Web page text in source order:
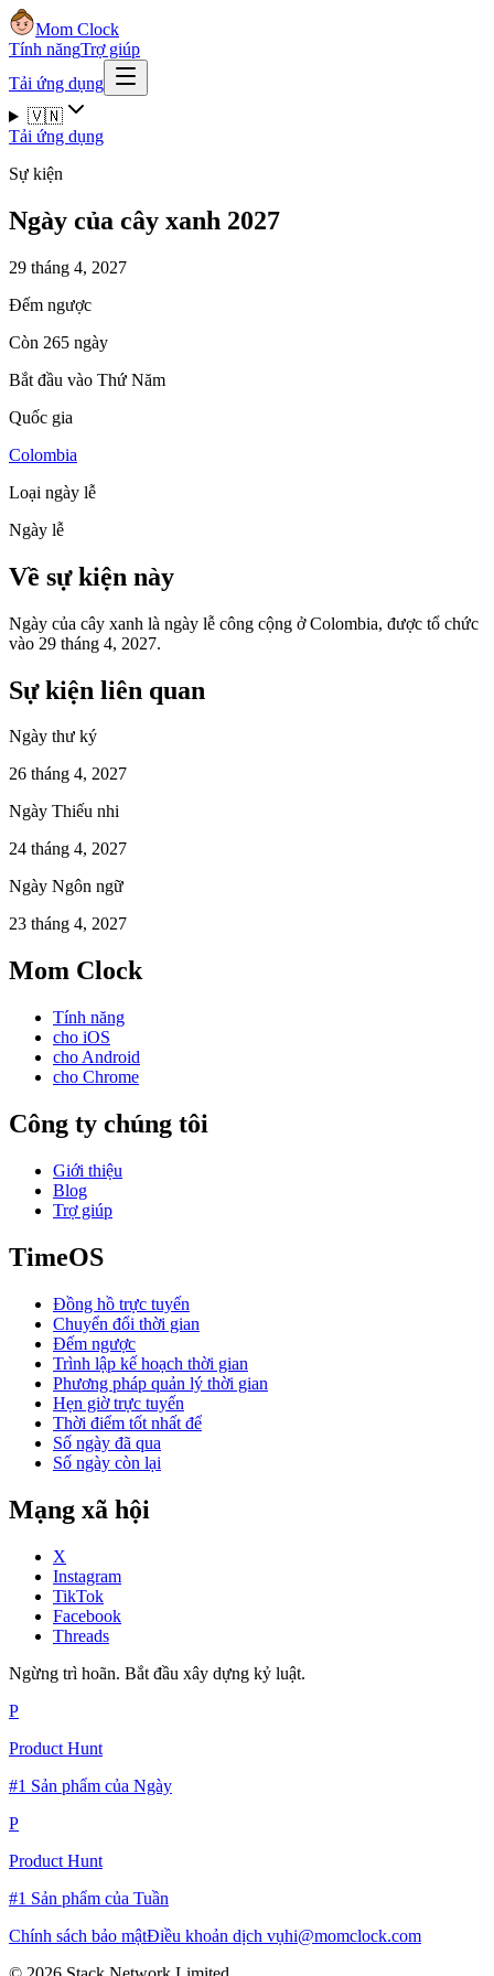
Mom Clock
Tính năngTrợ giúp
Tải ứng dụng
🇻🇳
Tải ứng dụng
Sự kiện
Ngày của cây xanh 2027
29 tháng 4, 2027
Đếm ngược
Còn 265 ngày
Bắt đầu vào Thứ Năm
Quốc gia
Colombia
Loại ngày lễ
Ngày lễ
Về sự kiện này
Ngày của cây xanh là ngày lễ công cộng ở Colombia, được tổ chức
vào 29 tháng 4, 2027.
Sự kiện liên quan
Ngày thư ký
26 tháng 4, 2027
Ngày Thiếu nhi
24 tháng 4, 2027
Ngày Ngôn ngữ
23 tháng 4, 2027
Mom Clock
Tính năng
cho iOS
cho Android
cho Chrome
Công ty chúng tôi
Giới thiệu
Blog
Trợ giúp
TimeOS
Đồng hồ trực tuyến
Chuyển đổi thời gian
Đếm ngược
Trình lập kế hoạch thời gian
Phương pháp quản lý thời gian
Hẹn giờ trực tuyến
Thời điểm tốt nhất để
Số ngày đã qua
Số ngày còn lại
Mạng xã hội
X
Instagram
TikTok
Facebook
Threads
Ngừng trì hoãn. Bắt đầu xây dựng kỷ luật.
P
Product Hunt
#1 Sản phẩm của Ngày
P
Product Hunt
#1 Sản phẩm của Tuần
Chính sách bảo mậtĐiều khoản dịch vụhi@momclock.com